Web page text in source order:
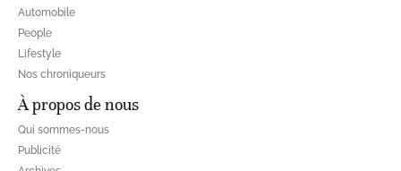
Automobile
People
Lifestyle
Nos chroniqueurs
À propos de nous
Qui sommes-nous
Publicité